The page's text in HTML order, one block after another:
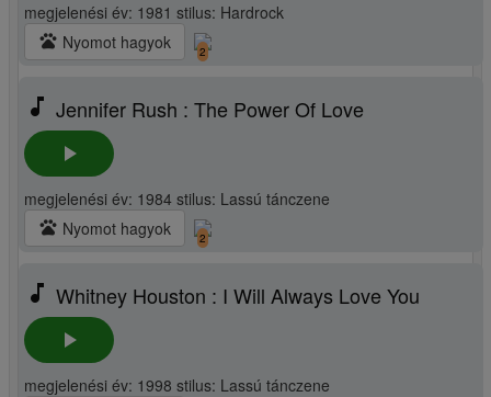
megjelenési év: 1981 stilus: Hardrock
pets Nyomot hagyok 2
music_note Jennifer Rush : The Power Of Love
play_arrow
megjelenési év: 1984 stilus: Lassú tánczene
pets Nyomot hagyok 2
music_note Whitney Houston : I Will Always Love You
play_arrow
megjelenési év: 1998 stilus: Lassú tánczene